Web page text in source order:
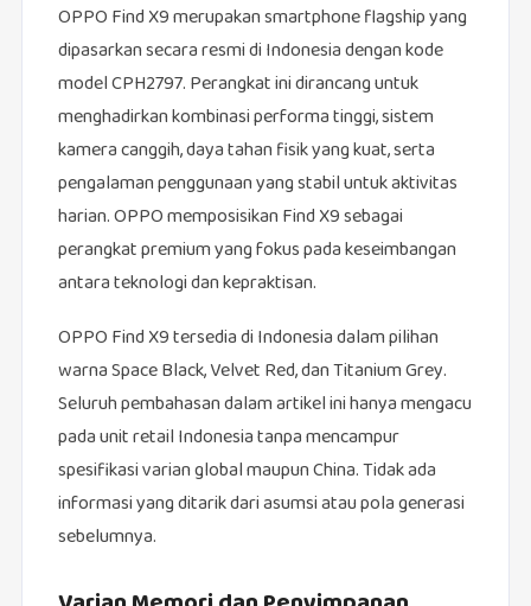
OPPO Find X9 merupakan smartphone flagship yang
dipasarkan secara resmi di Indonesia dengan kode
model CPH2797. Perangkat ini dirancang untuk
menghadirkan kombinasi performa tinggi, sistem
kamera canggih, daya tahan fisik yang kuat, serta
pengalaman penggunaan yang stabil untuk aktivitas
harian. OPPO memposisikan Find X9 sebagai
perangkat premium yang fokus pada keseimbangan
antara teknologi dan kepraktisan.
OPPO Find X9 tersedia di Indonesia dalam pilihan
warna Space Black, Velvet Red, dan Titanium Grey.
Seluruh pembahasan dalam artikel ini hanya mengacu
pada unit retail Indonesia tanpa mencampur
spesifikasi varian global maupun China. Tidak ada
informasi yang ditarik dari asumsi atau pola generasi
sebelumnya.